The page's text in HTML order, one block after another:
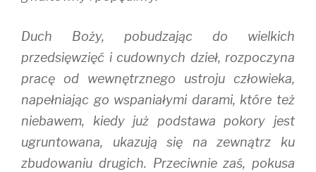
Duch Boży, pobudzając do wielkich
przedsięwzięć i cudownych dzieł, rozpoczyna
pracę od wewnętrznego ustroju człowieka,
napełniając go wspaniałymi darami, które też
niebawem, kiedy już podstawa pokory jest
ugruntowana, ukazują się na zewnątrz ku
zbudowaniu drugich. Przeciwnie zaś, pokusa